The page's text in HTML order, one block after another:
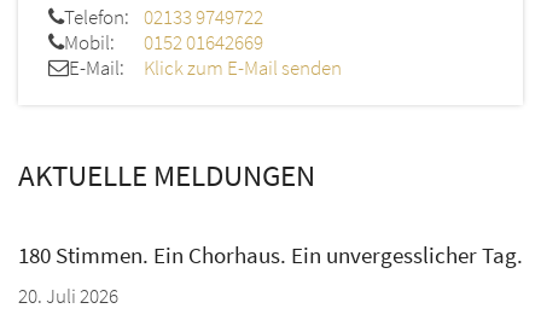
Telefon: 02133 9749722
Mobil:
0152 01642669
E-Mail:
Klick zum E-Mail senden
AKTUELLE MELDUNGEN
180 Stimmen. Ein Chorhaus. Ein unvergesslicher Tag.
20. Juli 2026